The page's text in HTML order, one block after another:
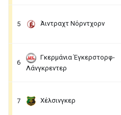
5 Άιντραχτ Νόρντχορν
6
Γκερμάνια Έγκερστορφ-
Λάνγκρεντερ
7 Χέλσινγκερ